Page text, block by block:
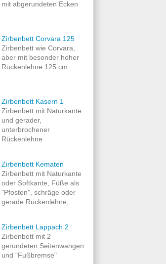
mit abgerundeten Ecken
Zirbenbett Corvara 125
Zirbenbett wie Corvara,
aber mit besonder hoher
Rückenlehne 125 cm
Zirbenbett Kasern 1
Zirbenbett mit Naturkante
und gerader,
unterbrochener
Rückenlehne
Zirbenbett Kematen
Zirbenbett mit Naturkante
oder Softkante, Füße als
"Pfosten", schräge oder
gerade Rückenlehne,
Zirbenbett Lappach 2
Zirbenbett mit 2
gerundeten Seitenwangen
und "Fußbremse"